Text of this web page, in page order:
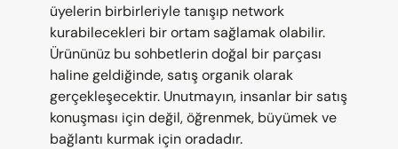
üyelerin birbirleriyle tanışıp network
kurabilecekleri bir ortam sağlamak olabilir.
Ürününüz bu sohbetlerin doğal bir parçası
haline geldiğinde, satış organik olarak
gerçekleşecektir. Unutmayın, insanlar bir satış
konuşması için değil, öğrenmek, büyümek ve
bağlantı kurmak için oradadır.